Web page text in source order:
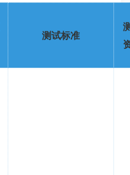
测试标准